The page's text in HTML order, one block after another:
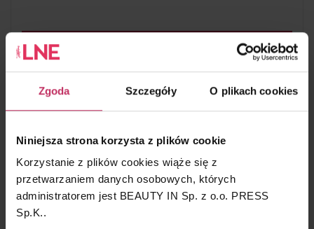
Zgoda Szczegóły O plikach cookies
Niniejsza strona korzysta z plików cookie
Korzystanie z plików cookies wiąże się z
przetwarzaniem danych osobowych, których
administratorem jest BEAUTY IN Sp. z o.o. PRESS
Sp.K..
LNE 136 #3/2021
KUP TERAZ